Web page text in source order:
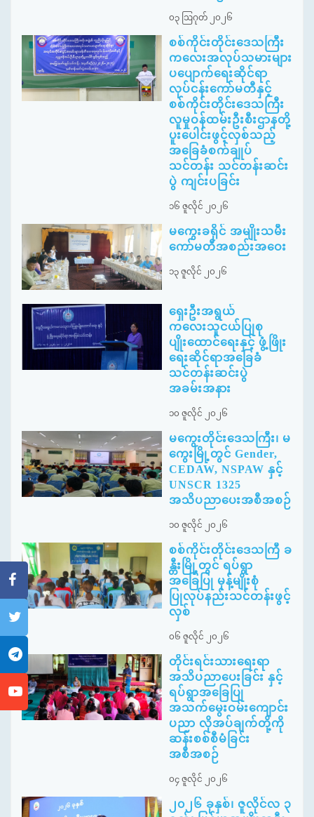
၀၃ ဩဂုတ် ၂၀၂၆
စစ်ကိုင်းတိုင်းဒေသကြီး
ကလေးအလုပ်သမားများ
ပပျောက်ရေးဆိုင်ရာ
လုပ်ငန်းကော်မတီနှင့်
စစ်ကိုင်းတိုင်းဒေသကြီး
လူမှုဝန်ထမ်းဦးစီးဌာနတို့
ပူးပေါင်းဖွင့်လှစ်သည့်
အခြေခံစက်ချုပ်
သင်တန်း သင်တန်းဆင်း
ပွဲ ကျင်းပခြင်း
၁၆ ဇူလိုင် ၂၀၂၆
မကွေးခရိုင် အမျိုးသမီး
ကော်မတီအစည်းအဝေး
၁၃ ဇူလိုင် ၂၀၂၆
ရှေးဦးအရွယ်
ကလေးသူငယ်ပြုစု
ပျိုးထောင်ရေးနှင့် ဖွံ့ဖြိုး
ရေးဆိုင်ရာအခြေခံ
သင်တန်းဆင်းပွဲ
အခမ်းအနား
၁၀ ဇူလိုင် ၂၀၂၆
မကွေးတိုင်းဒေသကြီး၊ မ
ကွေးမြို့တွင် Gender,
CEDAW, NSPAW နှင့်
UNSCR 1325
အသိပညာပေးအစီအစဉ်
၁၀ ဇူလိုင် ၂၀၂၆
စစ်ကိုင်းတိုင်းဒေသကြီ ခ
န္တီးမြို့တွင် ရပ်ရွာ
အခြေပြု မုန့်မျိုးစုံ
ပြုလုပ်နည်းသင်တန်းဖွင့်
လှစ်
၀၆ ဇူလိုင် ၂၀၂၆
တိုင်းရင်းသားရေးရာ
အသိပညာပေးခြင်း နှင့်
ရပ်ရွာအခြေပြု
အသက်မွေးဝမ်းကျောင်း
ပညာ လိုအပ်ချက်တို့ကို
ဆန်းစစ်စီမံခြင်း
အစီအစဉ်
၀၄ ဇူလိုင် ၂၀၂၆
၂၀၂၆ ခုနှစ်၊ ဇူလိုင်လ ၃